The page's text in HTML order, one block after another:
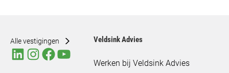
Alle vestigingen Veldsink Advies
Werken bij Veldsink Advies